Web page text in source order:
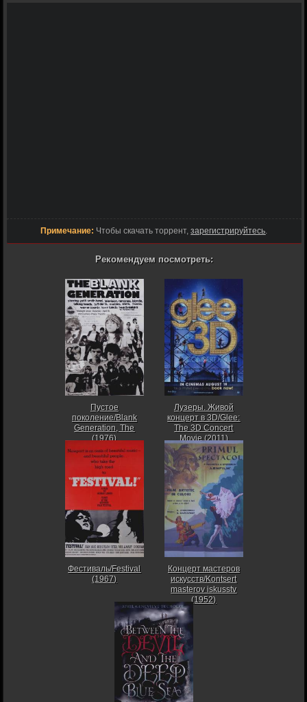
Примечание: Чтобы скачать торрент,зарегистрируйтесь.
Рекомендуем посмотреть:
Пустое
поколение/Blank
Generation, The
(1976)
Лузеры. Живой
концерт в 3D/Glee:
The 3D Concert
Movie (2011)
Фестиваль/Festival
(1967)
Концерт мастеров
искусств/Kontsert
masterov iskusstv
(1952)